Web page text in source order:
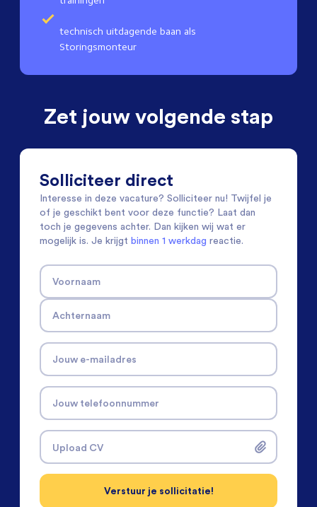
technisch uitdagende baan als
Storingsmonteur
Zet jouw volgende stap
Solliciteer direct
Interesse in deze vacature? Solliciteer nu! Twijfel je
of je geschikt bent voor deze functie? Laat dan
toch je gegevens achter. Dan kijken wij wat er
mogelijk is. Je krijgt binnen 1 werkdag reactie.
Voornaam
Achternaam
Jouw e-mailadres
Jouw telefoonnummer
Upload CV
Verstuur je sollicitatie!